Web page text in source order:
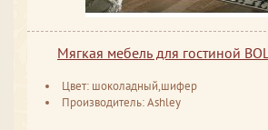
Мягкая мебель для гостиной
Цвет: шоколадный,шифер
Производитель: Ashley